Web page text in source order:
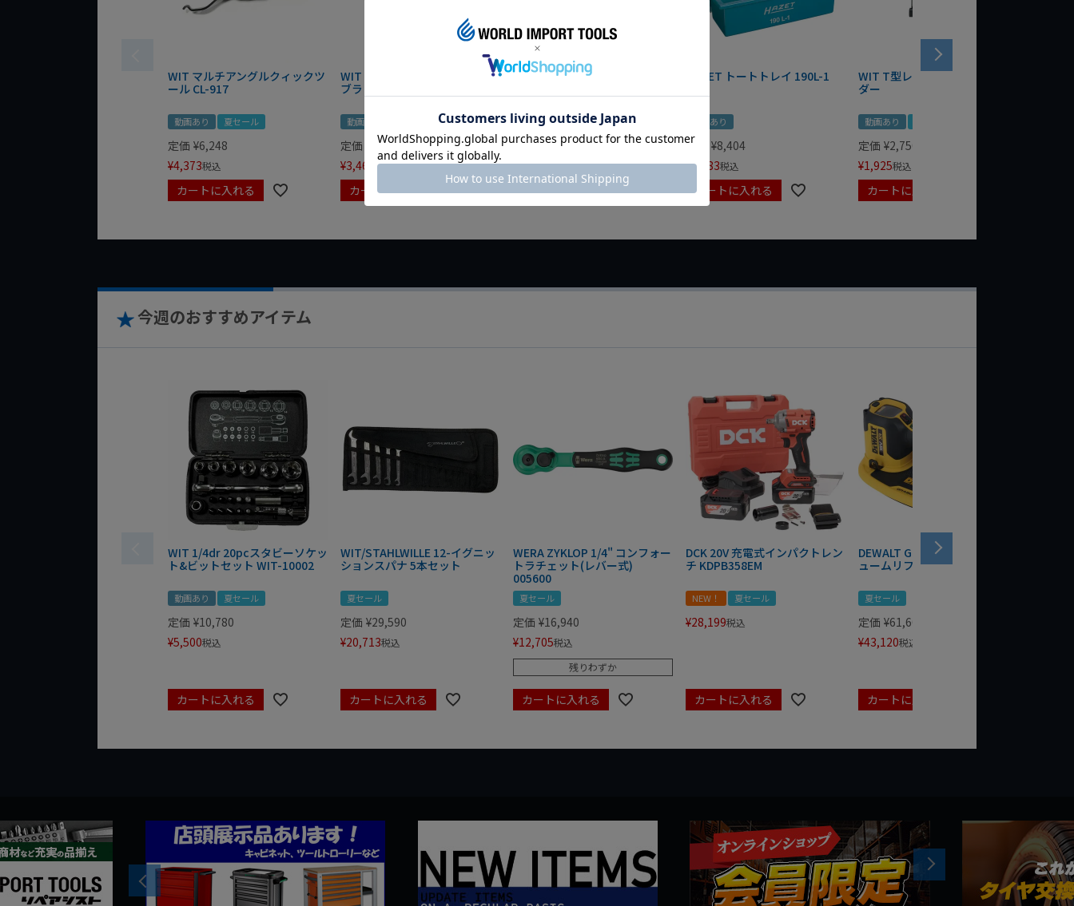
WIT マルチアングルクィックツ
ール CL-917
動画あり 夏セール
定価 ¥6,248
¥4,373税込
カートに入れる
WIT マグネットツールマット
ブラック
動画あり
定価
¥3,465 税込
カートに入れる
クニペックス コブラ クイック
動画あり 夏セール
定価 ¥9,350
¥6,545税込
カートに入れる
HAZET トートトレイ 190L-1
動画あり
定価 ¥8,404
¥7,983税込
カートに入れる
WIT T型レンチマグネットホル
ダー
動画あり
定価 ¥2,750
¥1,925税込
カートに入れる
今週のおすすめアイテム
WIT 1/4dr 20pcスタビーソケッ
ト&ビットセット WIT-10002
動画あり 夏セール
定価 ¥10,780
¥5,500税込
カートに入れる
WIT/STAHLWILLE 12-イグニッ
ションスパナ 5本セット
夏セール
定価 ¥29,590
¥20,713税込
カートに入れる
WERA ZYKLOP 1/4" コンフォー
トラチェット(レバー式)
005600
夏セール
定価 ¥16,940
¥12,705税込
残りわずか
カートに入れる
DCK 20V 充電式インパクトレン
チ KDPB358EM
NEW！ 夏セール
¥28,199税込
カートに入れる
DEWALT GRABO 18V電動バキ
ュームリフター DCE590N-XJ
夏セール
定価 ¥61,600
¥43,120税込
カートに入れる
Previous
Next